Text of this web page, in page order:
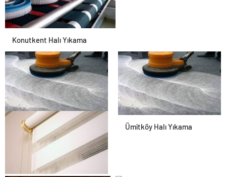
Konutkent Halı Yıkama
Halı Yıkama Dikmen Ümitköy Halı Yıkama